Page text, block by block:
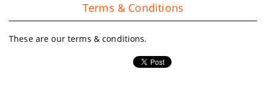
Terms & Conditions
These are our terms & conditions.